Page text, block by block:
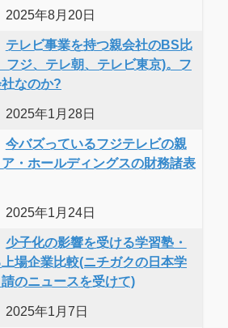
2025年8月20日
テレビ事業を持つ親会社のBS比
フジ、テレ朝、テレビ東京)。フ
なのか?
2025年1月28日
今バズっているフジテレビの親
・ホールディングスの財務諸表
2025年1月24日
少子化の影響を受ける学習塾・
場企業比較(ニチガクの日本学
のニュースを受けて)
2025年1月7日